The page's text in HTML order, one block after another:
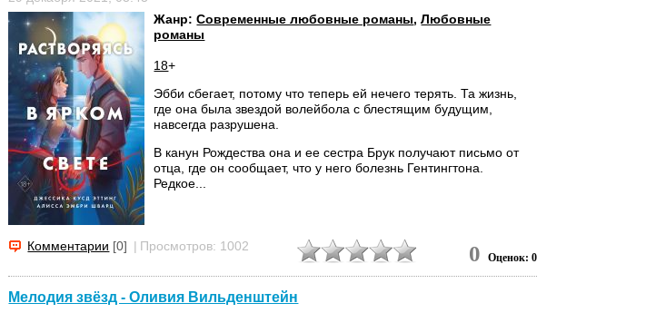
Жанр:Современные любовные романы,Любовные
романы
18+
Эбби сбегает, потому что теперь ей нечего терять. Та жизнь,
где она была звездой волейбола с блестящим будущим,
навсегда разрушена.
В канун Рождества она и ее сестра Брук получают письмо от
отца, где он сообщает, что у него болезнь Гентингтона.
Редкое...
Комментарии [0] | Просмотров: 1002 0 Оценок: 0
Мелодия звёзд - Оливия Вильденштейн